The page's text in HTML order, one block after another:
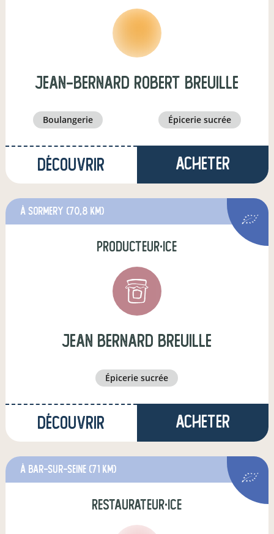
jean-Bernard Robert BREUILLE
boulangerie épicerie sucrée
Découvrir Acheter
à Sormery (70,8 km)
producteur·ice
jean bernard breuille
épicerie sucrée
Découvrir Acheter
à Bar-sur-Seine (71 km)
restaurateur·ice